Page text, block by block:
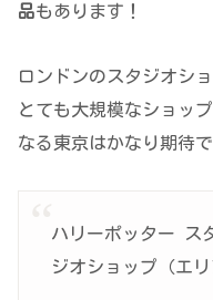
品もあります！
ロンドンのスタジオシ
とても大規模なショッ
なる東京はかなり期待
ハリーポッター ス
ジオショップ（エリ